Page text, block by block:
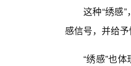
这种“绣感
感信号，并给
“绣感”也